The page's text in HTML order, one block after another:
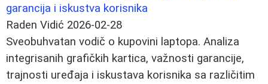
garancija i iskustva korisnika
Raden Vidić 2026-02-28
Sveobuhvatan vodič o kupovini laptopa. Analiza
integrisanih grafičkih kartica, važnosti garancije,
trajnosti uređaja i iskustava korisnika sa različitim